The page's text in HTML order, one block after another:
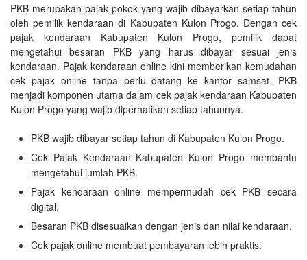
PKB merupakan pajak pokok yang wajib dibayarkan setiap tahun
oleh pemilik kendaraan di Kabupaten Kulon Progo. Dengan cek
pajak kendaraan Kabupaten Kulon Progo, pemilik dapat
mengetahui besaran PKB yang harus dibayar sesuai jenis
kendaraan. Pajak kendaraan online kini memberikan kemudahan
cek pajak online tanpa perlu datang ke kantor samsat. PKB
menjadi komponen utama dalam cek pajak kendaraan Kabupaten
Kulon Progo yang wajib diperhatikan setiap tahunnya.
PKB wajib dibayar setiap tahun di Kabupaten Kulon Progo.
Cek Pajak Kendaraan Kabupaten Kulon Progo membantu
mengetahui jumlah PKB.
Pajak kendaraan online mempermudah cek PKB secara
digital.
Besaran PKB disesuaikan dengan jenis dan nilai kendaraan.
Cek pajak online membuat pembayaran lebih praktis.